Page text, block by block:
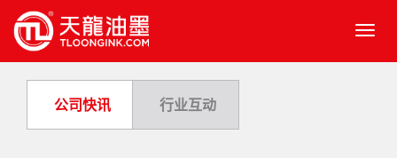
公司快讯 行业互动